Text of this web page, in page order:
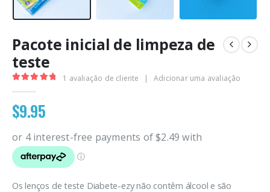
Pacote inicial de limpeza de
teste
1 avaliação de cliente | Adicionar uma avaliação
$9.95
Os lenços de teste Diabete-ezy não contêm álcool e são